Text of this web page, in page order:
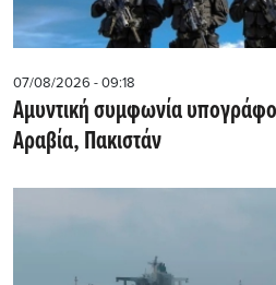
07/08/2026 - 09:18
Αμυντική συμφωνία
Αραβία, Πακιστάν